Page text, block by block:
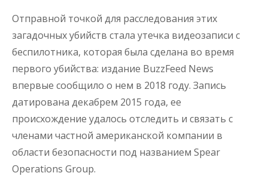
Отправной точкой для расследования этих
загадочных убийств стала утечка видеозаписи с
беспилотника, которая была сделана во время
первого убийства: издание BuzzFeed News
впервые сообщило о нем в 2018 году. Запись
датирована декабрем 2015 года, ее
происхождение удалось отследить и связать с
членами частной американской компании в
области безопасности под названием Spear
Operations Group.